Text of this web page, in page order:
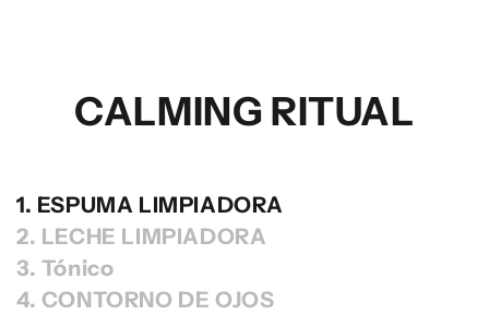
CALMING RITUAL
1. ESPUMA LIMPIADORA
2. LECHE LIMPIADORA
3. Tónico
4. CONTORNO DE OJOS